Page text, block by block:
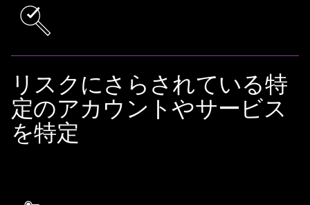
リスクにさらされている特
定のアカウントやサービス
を特定